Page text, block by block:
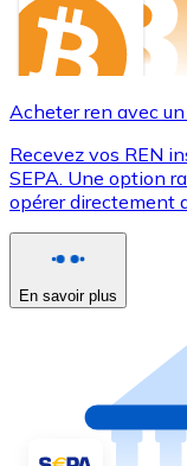
Acheter ren avec
Recevez vos REN
SEPA. Une option
opérer directement
En savoir plus